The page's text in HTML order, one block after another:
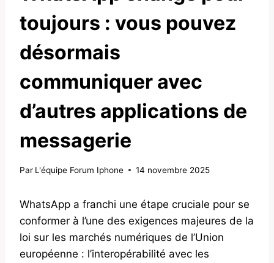
toujours : vous pouvez
désormais
communiquer avec
d’autres applications de
messagerie
Par L'équipe Forum Iphone 14 novembre 2025
WhatsApp a franchi une étape cruciale pour se
conformer à l’une des exigences majeures de la
loi sur les marchés numériques de l’Union
européenne : l’interopérabilité avec les